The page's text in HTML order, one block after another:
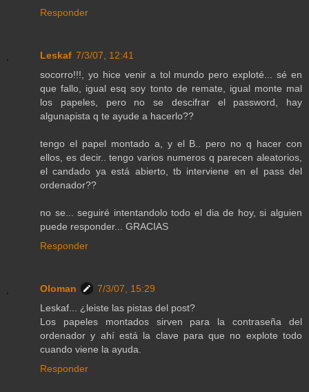
Responder
Leskaf 7/3/07, 12:41
socorro!!!, yo hice venir a tol mundo pero exploté... sé en
que fallo, igual esq soy tonto de remate, igual monte mal
los papeles, pero no se descifrar el password, hay
algunapista q te ayude a hacerlo??
tengo el papel montado a, y el B.. pero no q hacer con
ellos, es decir.. tengo varios numeros q parecen aleatorios,
el candado ya está abierto, tb interviene en el pass del
ordenador??
no se... seguiré intentandolo todo el dia de hoy, si alguien
puede responder... GRACIAS
Responder
Oloman
7/3/07, 15:29
Leskaf... ¿leiste las pistas del post?
Los papeles montados sirven para la contraseña del
ordenador y ahí está la clave para que no explote todo
cuando viene la ayuda.
Responder